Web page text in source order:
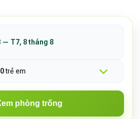
0trẻ em
phòng trống